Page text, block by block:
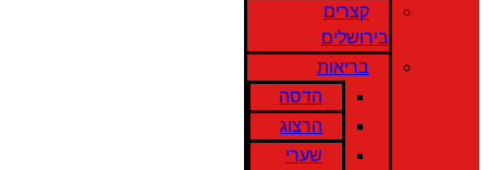
קצרים
בירושלים
בריאות
הדסה
הרצוג
שערי